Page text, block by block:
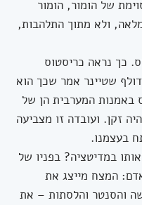
של הומור, הומור
ולא מתוך התלהבות,
כך נראה כריסטוס
שטיינר אמר שכך הוא
באמנות המערבית הן של
זקן. ועובדה זו מצביעה
בעצמנו.
במדיטציה? בפניו של
המצח מייצג את
והסנטר והלסתות – את